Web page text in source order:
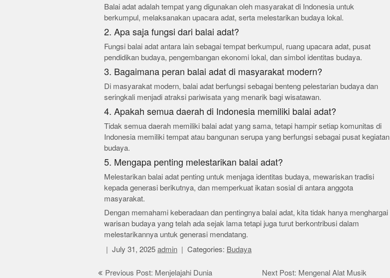
Balai adat adalah tempat yang digunakan oleh masyarakat di Indonesia untuk
berkumpul, melaksanakan upacara adat, serta melestarikan budaya lokal.
2. Apa saja fungsi dari balai adat?
Fungsi balai adat antara lain sebagai tempat berkumpul, ruang upacara adat, pusat
pendidikan budaya, pengembangan ekonomi lokal, dan simbol identitas budaya.
3. Bagaimana peran balai adat di masyarakat modern?
Di masyarakat modern, balai adat berfungsi sebagai benteng pelestarian budaya dan
seringkali menjadi atraksi pariwisata yang menarik bagi wisatawan.
4. Apakah semua daerah di Indonesia memiliki balai adat?
Tidak semua daerah memiliki balai adat yang sama, tetapi hampir setiap komunitas di
Indonesia memiliki tempat atau bangunan serupa yang berfungsi sebagai pusat kegiatan
budaya.
5. Mengapa penting melestarikan balai adat?
Melestarikan balai adat penting untuk menjaga identitas budaya, mewariskan tradisi
kepada generasi berikutnya, dan memperkuat ikatan sosial di antara anggota
masyarakat.
Dengan memahami keberadaan dan pentingnya balai adat, kita tidak hanya menghargai
warisan budaya yang telah ada sejak lama tetapi juga turut berkontribusi dalam
melestarikannya untuk generasi mendatang.
July 31, 2025 admin Categories: Budaya
Post
Previous Post: Menjelajahi Dunia
Next Post: Mengenal Alat Musik